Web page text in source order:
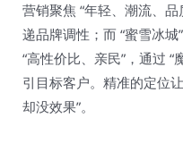
营销聚焦 “年轻、潮流、
递品牌调性；而 “蜜雪冰城
“高性价比、亲民”，通过 “
引目标客户。精准的定位
却没效果”。​